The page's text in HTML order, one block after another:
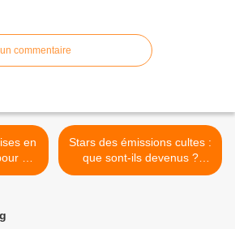
commentaire
Le
et C8
Stars des émissions cultes :
que sont-ils devenus ?
Opus inédit, ce soir à 21h05